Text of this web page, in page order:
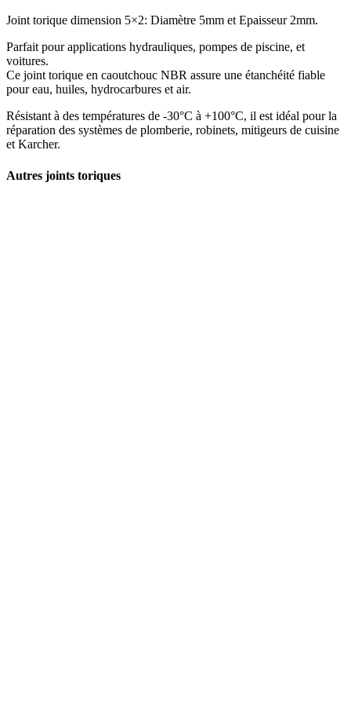
Joint torique dimension 5×2: Diamètre 5mm et Epaisseur 2mm.
Parfait pour applications hydrauliques, pompes de piscine, et
voitures.
Ce joint torique en caoutchouc NBR assure une étanchéité fiable
pour eau, huiles, hydrocarbures et air.
Résistant à des températures de -30°C à +100°C, il est idéal pour la
réparation des systèmes de plomberie, robinets, mitigeurs de cuisine
et Karcher.
Autres joints toriques